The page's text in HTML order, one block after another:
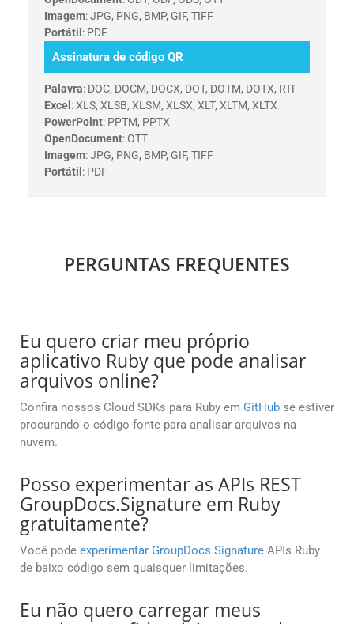
Imagem: JPG, PNG, BMP, GIF, TIFF
Portátil : PDF
Assinatura de código QR
Palavra: DOC, DOCM, DOCX, DOT, DOTM, DOTX, RTF
Excel : XLS, XLSB, XLSM, XLSX, XLT, XLTM, XLTX
PowerPoint: PPTM, PPTX
OpenDocument: OTT
Imagem: JPG, PNG, BMP, GIF, TIFF
Portátil : PDF
PERGUNTAS FREQUENTES
Eu quero criar meu próprio
aplicativo Ruby que pode analisar
arquivos online?
Confira nossos Cloud SDKs para Ruby em GitHub se estiver
procurando o código-fonte para analisar arquivos na
nuvem.
Posso experimentar as APIs REST
GroupDocs.Signature em Ruby
gratuitamente?
Você pode experimentar GroupDocs.Signature APIs Ruby
de baixo código sem quaisquer limitações.
Eu não quero carregar meus